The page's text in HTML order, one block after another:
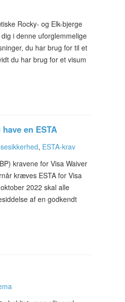
Rocky- og Elk-bjerge
i denne uforglemmelige
du har brug for til et
du har brug for et visum
en ESTA
, ESTA-krav
kravene for Visa Waiver
kræves ESTA for Visa
2022 skal alle
af en godkendt